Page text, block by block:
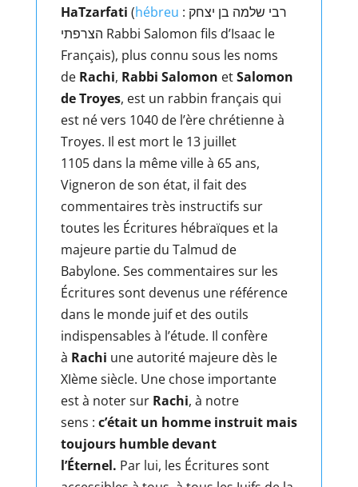
HaTzarfati (hébreu : רבי שלמה בן יצחק
הצרפתי Rabbi Salomon fils d’Isaac le
Français), plus connu sous les noms
de Rachi, Rabbi Salomon etSalomon
de Troyes, est un rabbin français qui
est né vers 1040 de l’ère chrétienne à
Troyes. Il est mort le 13 juillet
1105 dans la même ville à 65 ans,
Vigneron de son état, il fait des
commentaires très instructifs sur
toutes les Écritures hébraïques et la
majeure partie du Talmud de
Babylone. Ses commentaires sur les
Écritures sont devenus une référence
dans le monde juif et des outils
indispensables à l’étude. Il confère
à Rachi une autorité majeure dès le
XIème siècle. Une chose importante
est à noter sur Rachi, à notre
sens : c’était un homme instruit mais
toujours humble devant
l’Éternel. Par lui, les Écritures sont